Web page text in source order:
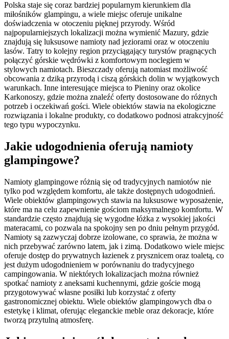
Polska staje się coraz bardziej popularnym kierunkiem dla
miłośników glampingu, a wiele miejsc oferuje unikalne
doświadczenia w otoczeniu pięknej przyrody. Wśród
najpopularniejszych lokalizacji można wymienić Mazury, gdzie
znajdują się luksusowe namioty nad jeziorami oraz w otoczeniu
lasów. Tatry to kolejny region przyciągający turystów pragnących
połączyć górskie wędrówki z komfortowym noclegiem w
stylowych namiotach. Bieszczady oferują natomiast możliwość
obcowania z dziką przyrodą i ciszą górskich dolin w wyjątkowych
warunkach. Inne interesujące miejsca to Pieniny oraz okolice
Karkonoszy, gdzie można znaleźć oferty dostosowane do różnych
potrzeb i oczekiwań gości. Wiele obiektów stawia na ekologiczne
rozwiązania i lokalne produkty, co dodatkowo podnosi atrakcyjność
tego typu wypoczynku.
Jakie udogodnienia oferują namioty
glampingowe?
Namioty glampingowe różnią się od tradycyjnych namiotów nie
tylko pod względem komfortu, ale także dostępnych udogodnień.
Wiele obiektów glampingowych stawia na luksusowe wyposażenie,
które ma na celu zapewnienie gościom maksymalnego komfortu. W
standardzie często znajdują się wygodne łóżka z wysokiej jakości
materacami, co pozwala na spokojny sen po dniu pełnym przygód.
Namioty są zazwyczaj dobrze izolowane, co sprawia, że można w
nich przebywać zarówno latem, jak i zimą. Dodatkowo wiele miejsc
oferuje dostęp do prywatnych łazienek z prysznicem oraz toaletą, co
jest dużym udogodnieniem w porównaniu do tradycyjnego
campingowania. W niektórych lokalizacjach można również
spotkać namioty z aneksami kuchennymi, gdzie goście mogą
przygotowywać własne posiłki lub korzystać z oferty
gastronomicznej obiektu. Wiele obiektów glampingowych dba o
estetykę i klimat, oferując eleganckie meble oraz dekoracje, które
tworzą przytulną atmosferę.